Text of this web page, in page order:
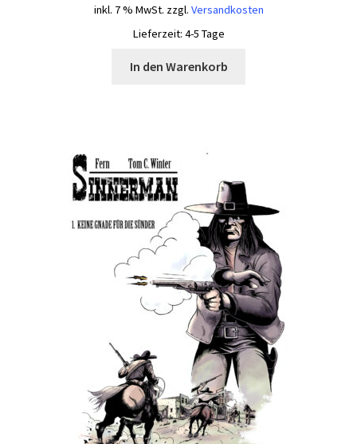
war:
30,00 € 25,00 €.
inkl. 7 % MwSt. zzgl. Versandkosten
Lieferzeit: 4-5 Tage
In den Warenkorb